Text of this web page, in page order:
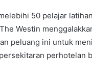
50 pelajar
Westin
peluang ini untuk
perhotelan